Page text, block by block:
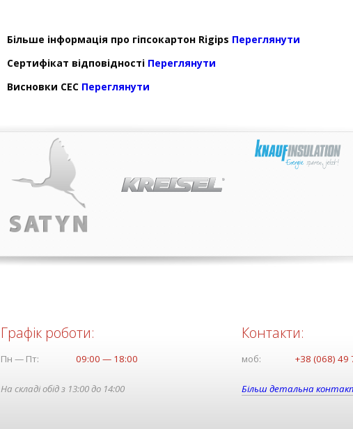
Більше інформація про гіпсокартон Rigips Переглянути
Сертифікат відповідності Переглянути
Висновки СЕС Переглянути
Контакти:
моб: +38 (068) 49
Більш детальна
Графік роботи:
Пн — Пт: 09:00 — 18:00
На складі обід з 13:00 до 14:00